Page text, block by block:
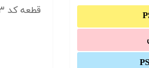
قطعه کد ۳: